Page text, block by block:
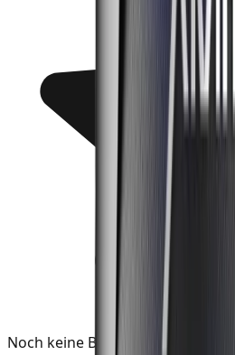
Noch keine Bewertungen